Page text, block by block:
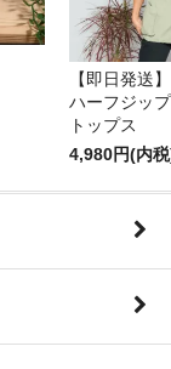
【即日発送
ハーフジッ
トップス
4,980円(内